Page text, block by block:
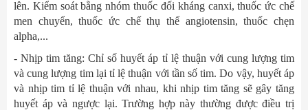
lên. Kiểm soát bằng nhóm thuốc đối kháng canxi, thuốc ức chế
men chuyển, thuốc ức chế thụ thể angiotensin, thuốc chẹn
alpha,...
- Nhịp tim tăng: Chỉ số huyết áp tỉ lệ thuận với cung lượng tim
và cung lượng tim lại tỉ lệ thuận với tần số tim. Do vậy, huyết áp
và nhịp tim tỉ lệ thuận với nhau, khi nhịp tim tăng sẽ gây tăng
huyết áp và ngược lại. Trường hợp này thường được điều trị